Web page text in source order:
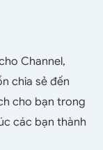
Channel,
chia sẻ đến
cho bạn trong
các bạn thành